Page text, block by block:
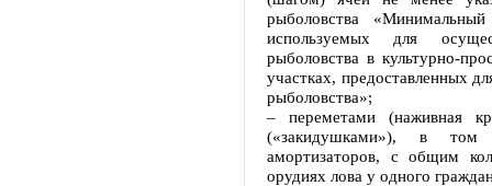
рыболовства
используемых для
рыболовства в культурно-
участках, предоставленных
рыболовства»;
– переметами (наживная
(«закидушками»), в том
амортизаторов, с общим
орудиях лова у одного